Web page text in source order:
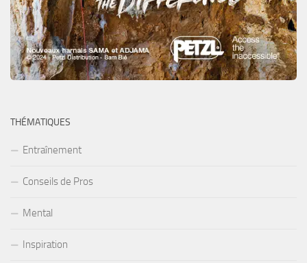
THÉMATIQUES
Entraînement
Conseils de Pros
Mental
Inspiration